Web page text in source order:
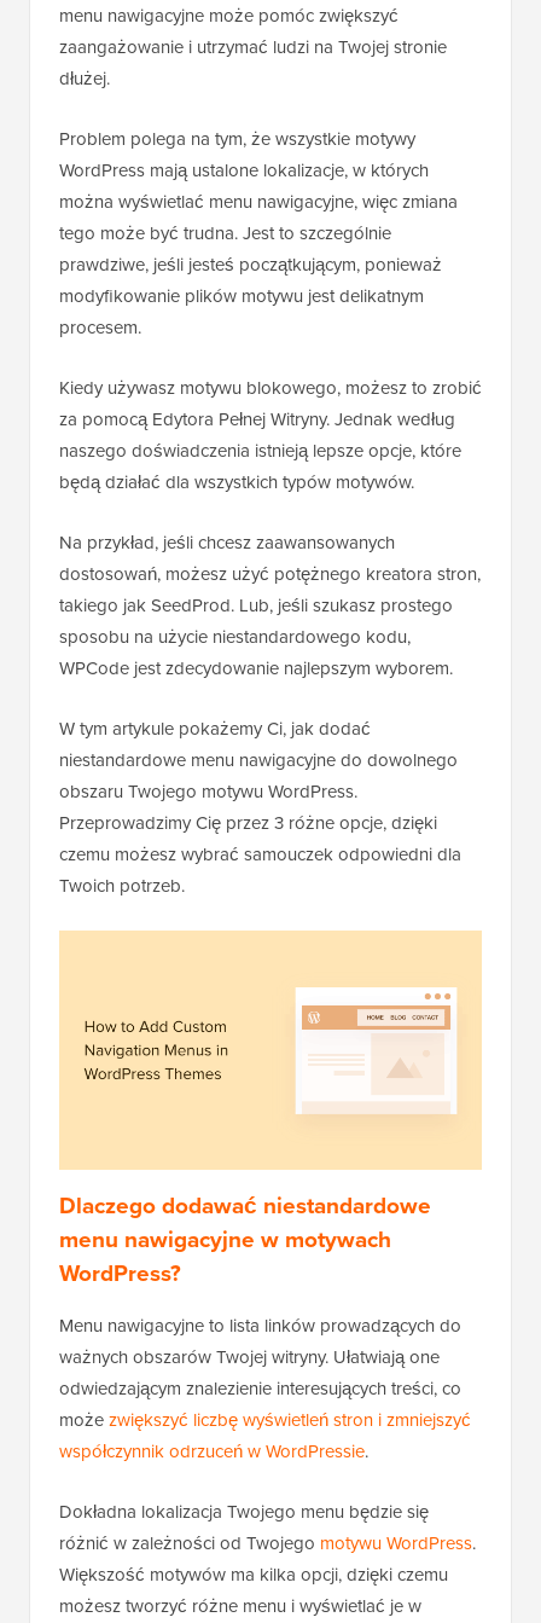
menu nawigacyjne może pomóc zwiększyć
zaangażowanie i utrzymać ludzi na Twojej stronie
dłużej.
Problem polega na tym, że wszystkie motywy
WordPress mają ustalone lokalizacje, w których
można wyświetlać menu nawigacyjne, więc zmiana
tego może być trudna. Jest to szczególnie
prawdziwe, jeśli jesteś początkującym, ponieważ
modyfikowanie plików motywu jest delikatnym
procesem.
Kiedy używasz motywu blokowego, możesz to zrobić
za pomocą Edytora Pełnej Witryny. Jednak według
naszego doświadczenia istnieją lepsze opcje, które
będą działać dla wszystkich typów motywów.
Na przykład, jeśli chcesz zaawansowanych
dostosowań, możesz użyć potężnego kreatora stron,
takiego jak SeedProd. Lub, jeśli szukasz prostego
sposobu na użycie niestandardowego kodu,
WPCode jest zdecydowanie najlepszym wyborem.
W tym artykule pokażemy Ci, jak dodać
niestandardowe menu nawigacyjne do dowolnego
obszaru Twojego motywu WordPress.
Przeprowadzimy Cię przez 3 różne opcje, dzięki
czemu możesz wybrać samouczek odpowiedni dla
Twoich potrzeb.
Dlaczego dodawać niestandardowe
menu nawigacyjne w motywach
WordPress?
Menu nawigacyjne to lista linków prowadzących do
ważnych obszarów Twojej witryny. Ułatwiają one
odwiedzającym znalezienie interesujących treści, co
możezwiększyć liczbę wyświetleń stron i zmniejszyć
współczynnik odrzuceń w WordPressie.
Dokładna lokalizacja Twojego menu będzie się
różnić w zależności od Twojego motywu WordPress.
Większość motywów ma kilka opcji, dzięki czemu
możesz tworzyć różne menu i wyświetlać je w